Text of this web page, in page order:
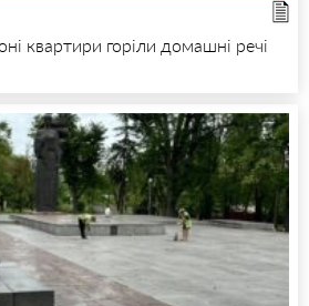
квартири горіли домашні речі